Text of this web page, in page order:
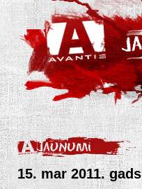
15. mar 2011. gads